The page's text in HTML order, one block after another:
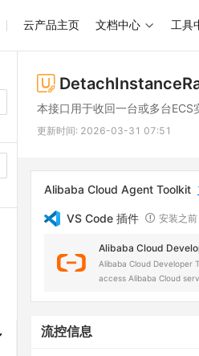
云产品主页 文档中心 工具
本接口用于收回一台或多台ECS
更新时间: 2026-03-31 07:51
Alibaba Cloud Agent Toolkit
VS Code 插件 安装之
Alibaba Cloud
Alibaba Cloud Developer
access Alibaba Cloud
流控信息